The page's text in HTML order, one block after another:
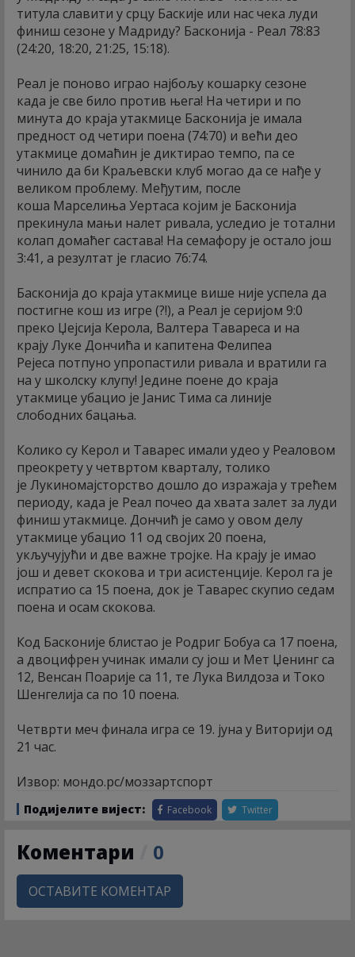
титула славити у срцу Баскије или нас чека луди
финиш сезоне у Мадриду? Басконија - Реал 78:83
(24:20, 18:20, 21:25, 15:18).
Реал је поново играо најбољу кошарку сезоне
када је све било против њега! На четири и по
минута до краја утакмице Басконија је имала
предност од четири поена (74:70) и већи део
утакмице домаћин је диктирао темпо, па се
чинило да би Краљевски клуб могао да се нађе у
великом проблему. Међутим, после
коша Марселиња Уертаса којим је Басконија
прекинула мањи налет ривала, уследио је тотални
колап домаћег састава! На семафору је остало још
3:41, а резултат је гласио 76:74.
Басконија до краја утакмице више није успела да
постигне кош из игре (?!), а Реал је серијом 9:0
преко Џејсија Керола, Валтера Тавареса и на
крају Луке Дончића и капитена Фелипеа
Рејеса потпуно упропастили ривала и вратили га
на у школску клупу! Једине поене до краја
утакмице убацио је Јанис Тима са линије
слободних бацања.
Колико су Керол и Таварес имали удео у Реаловом
преокрету у четвртом кварталу, толико
је Лукиномајсторство дошло до изражаја у трећем
периоду, када је Реал почео да хвата залет за луди
финиш утакмице. Дончић је само у овом делу
утакмице убацио 11 од својих 20 поена,
укључујући и две важне тројке. На крају је имао
још и девет скокова и три асистенције. Керол га је
испратио са 15 поена, док је Таварес скупио седам
поена и осам скокова.
Код Басконије блистао је Родриг Бобуа са 17 поена,
а двоцифрен учинак имали су још и Мет Џенинг са
12, Венсан Поарије са 11, те Лука Вилдоза и Токо
Шенгелија са по 10 поена.
Четврти меч финала игра се 19. јуна у Виторији од
21 час.
Извор: мондо.рс/моззартспорт
Подијелите вијест: Facebook Twitter
Коментари 0
ОСТАВИТЕ КОМЕНТАР